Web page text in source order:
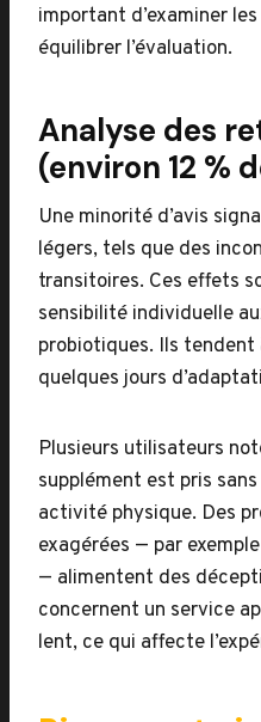
important d’examiner
équilibrer l’évaluation.
Analyse des
(environ 12 %
Une minorité d’avis
légers, tels que des
transitoires. Ces effets
sensibilité individuelle
probiotiques. Ils tendent
quelques jours
Plusieurs utilisateurs
supplément est pris
activité physique. Des
exagérées — par
— alimentent des
concernent un service
lent, ce qui affecte